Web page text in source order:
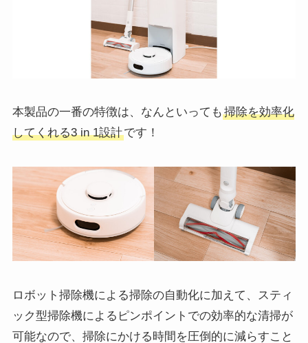
本製品の一番の特徴は、なんといっても 掃除を効率化
してくれる3 in 1設計です！
ロボット掃除機による掃除の自動化に加えて、スティ
ック型掃除機によるピンポイントでの効率的な清掃が
可能なので、掃除にかける時間を圧倒的に減らすこと